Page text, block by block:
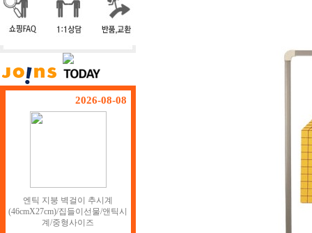
2026-08-08
엔틱 지붕 벽걸이 추시계
(46cmX27cm)/집들이선물/앤틱시
계/중형사이즈